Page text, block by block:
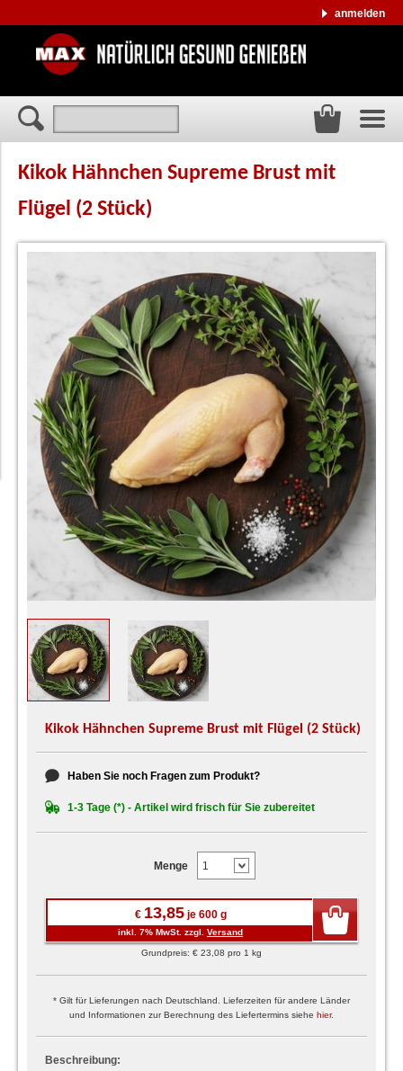
anmelden
Kikok Hähnchen Supreme Brust mit
Flügel (2 Stück)
Kikok Hähnchen Supreme Brust mit Flügel (2 Stück)
Haben Sie noch Fragen zum Produkt?
1-3 Tage (*) - Artikel wird frisch für Sie zubereitet
Menge
€ 13,85je 600 g
inkl. 7% MwSt. zzgl. Versand
Grundpreis: € 23,08 pro 1 kg
* Gilt für Lieferungen nach Deutschland. Lieferzeiten für andere Länder
und Informationen zur Berechnung des Liefertermins siehe hier.
Beschreibung: